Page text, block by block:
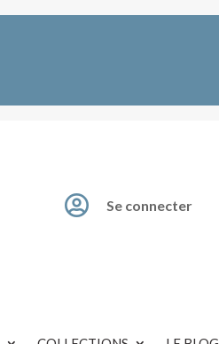
 Se connecter